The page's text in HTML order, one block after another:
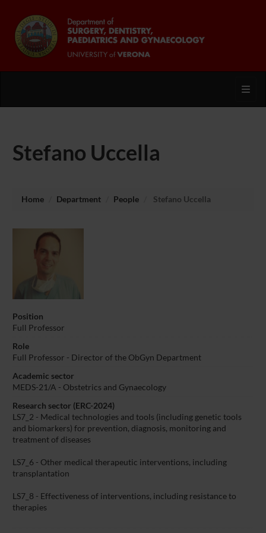
Stefano Uccella
Home Department People Stefano Uccella
Position
Full Professor
Role
Full Professor - Director of the ObGyn Department
Academic sector
MEDS-21/A - Obstetrics and Gynaecology
Research sector (ERC-2024)
LS7_2 - Medical technologies and tools (including genetic tools
and biomarkers) for prevention, diagnosis, monitoring and
treatment of diseases
LS7_6 - Other medical therapeutic interventions, including
transplantation
LS7_8 - Effectiveness of interventions, including resistance to
therapies